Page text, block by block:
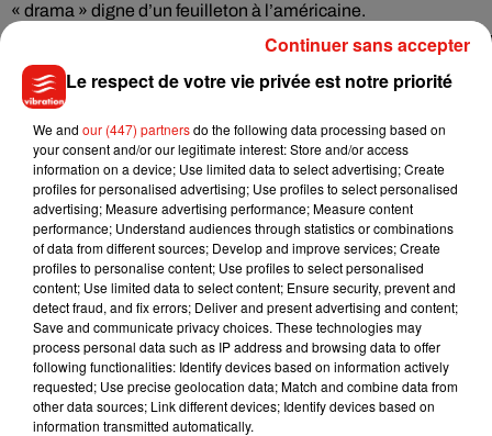
« drama » digne d’un feuilleton à l’américaine.
Le respect de votre vie privée est notre priorité
We and our (447) partnersdo the following data processing based on
your consent and/or our legitimate interest: Store and/or access
information on a device; Use limited data to select advertising; Create
profiles for personalised advertising; Use profiles to select personalised
advertising; Measure advertising performance; Measure content
performance; Understand audiences through statistics or combinations
of data from different sources; Develop and improve services; Create
profiles to personalise content; Use profiles to select personalised
content; Use limited data to select content; Ensure security, prevent and
detect fraud, and fix errors; Deliver and present advertising and content;
Save and communicate privacy choices. These technologies may
process personal data such as IP address and browsing data to offer
following functionalities: Identify devices based on information actively
requested; Use precise geolocation data; Match and combine data from
other data sources; Link different devices; Identify devices based on
information transmitted automatically.
Continuer sans accepter